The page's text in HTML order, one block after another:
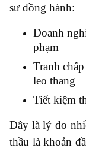
sư đồng hành:
Doanh
phạm
Tranh
leo thang
Tiết kiệm
Đây là lý do
thầu là khoản